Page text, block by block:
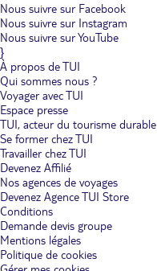
Nous suivre sur Facebook
Nous suivre sur Instagram
Nous suivre sur YouTube
}
À propos de TUI
Qui sommes nous ?
Voyager avec TUI
Espace presse
TUI, acteur du tourisme durable
Se former chez TUI
Travailler chez TUI
Devenez Affilié
Nos agences de voyages
Devenez Agence TUI Store
Conditions
Demande devis groupe
Mentions légales
Politique de cookies